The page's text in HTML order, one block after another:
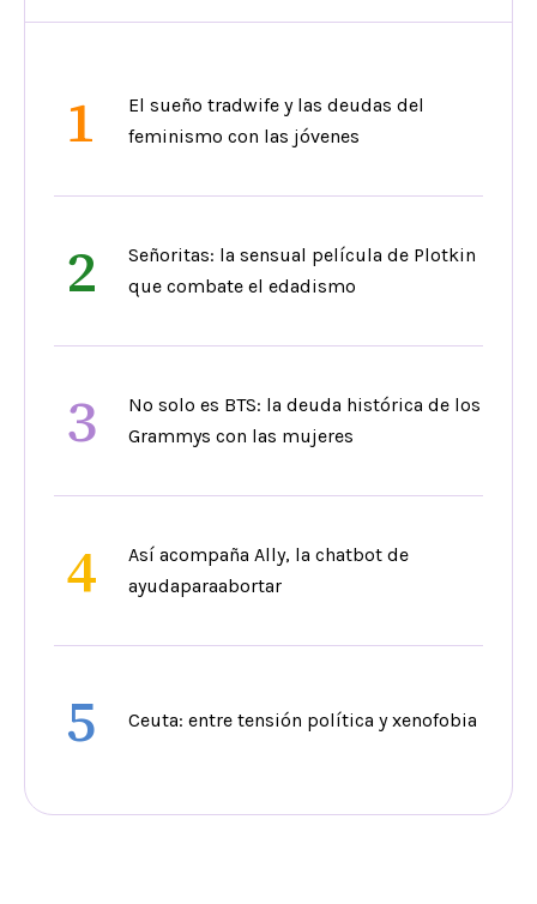
1
El sueño tradwife y las deudas del
feminismo con las jóvenes
2
Señoritas: la sensual película de Plotkin
que combate el edadismo
3
No solo es BTS: la deuda histórica de los
Grammys con las mujeres
4
Así acompaña Ally, la chatbot de
ayudaparaabortar
5 Ceuta: entre tensión política y xenofobia